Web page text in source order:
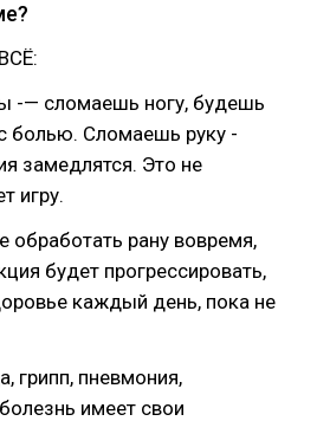
-— сломаешь ногу, будешь
болью. Сломаешь руку -
замедлятся. Это не
игру.
обработать рану вовремя,
будет прогрессировать,
каждый день, пока не
грипп, пневмония,
имеет свои